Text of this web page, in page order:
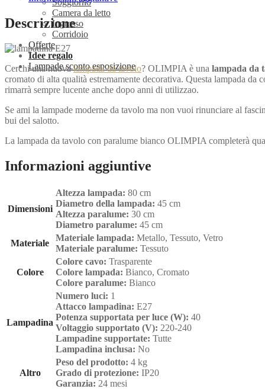
Soggiorno
Camera da letto
Ingresso
Corridoio
Offerte
Idee regalo
Lampade sconto esposizione
Descrizione
Cerchi una nuovalampada da tavolo? OLIMPIA è una lampada da
cromato di alta qualità estremamente decorativa. Questa lampada
rimarrà sempre lucente anche dopo anni di utilizzao.
Se ami la lampade moderne da tavolo ma non vuoi rinunciare al
bui del salotto.
La lampada da tavolo con paralume bianco OLIMPIA completerà
Informazioni aggiuntive
Dimensioni
Altezza lampada: 80 cm
Diametro della lampada: 45 cm
Altezza paralume: 30 cm
Diametro paralume: 45 cm
Materiale
Materiale lampada: Metallo, Tessuto, Vetro
Materiale paralume: Tessuto
Colore
Colore cavo: Trasparente
Colore lampada: Bianco, Cromato
Colore paralume: Bianco
Lampadina
Numero luci: 1
Attacco lampadina: E27
Potenza supportata per luce (W): 40
Voltaggio supportato (V): 220-240
Lampadine supportate: Tutte
Lampadina inclusa: No
Altro
Peso del prodotto: 4 kg
Grado di protezione: IP20
Garanzia: 24 mesi